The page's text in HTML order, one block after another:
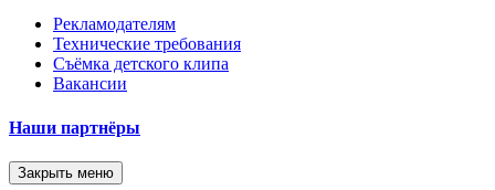
Рекламодателям
Технические требования
Съёмка детского клипа
Вакансии
Наши партнёры
Закрыть меню